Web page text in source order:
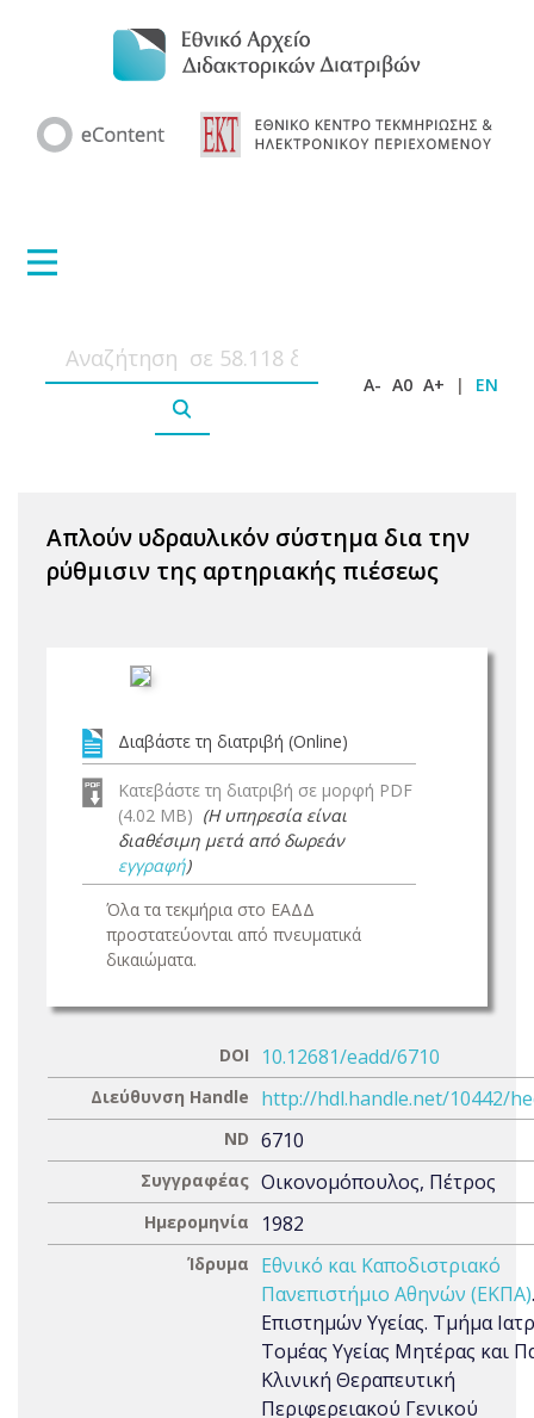
A- A0 A+ | EN
Απλούν υδραυλικόν σύστημα δια την
ρύθμισιν της αρτηριακής πιέσεως
Διαβάστε τη διατριβή (Online)
Κατεβάστε τη διατριβή σε μορφή PDF
(4.02 MB) (Η υπηρεσία είναι
διαθέσιμη μετά από δωρεάν
εγγραφή)
Όλα τα τεκμήρια στο ΕΑΔΔ
προστατεύονται από πνευματικά
δικαιώματα.
DOI 10.12681/eadd/6710
Διεύθυνση Handle http://hdl.handle.net/10442/
ND 6710
Συγγραφέας Οικονομόπουλος, Πέτρος
Ημερομηνία 1982
Ίδρυμα
Εθνικό και Καποδιστριακό
Πανεπιστήμιο Αθηνών (ΕΚΠΑ)
Επιστημών Υγείας. Τμήμα
Τομέας Υγείας Μητέρας και
Κλινική Θεραπευτική
Περιφερειακού Γενικού